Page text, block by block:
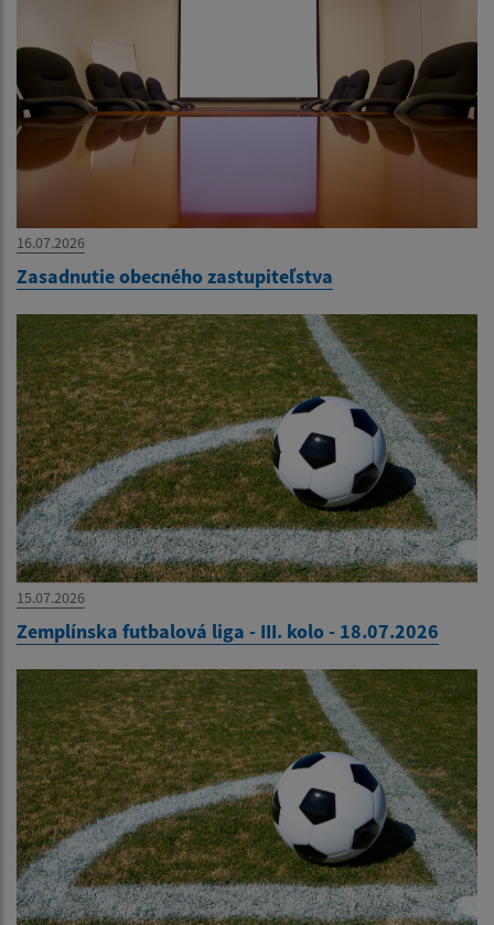
16.07.2026
Zasadnutie obecného zastupiteľstva
15.07.2026
Zemplínska futbalová liga - III. kolo - 18.07.2026